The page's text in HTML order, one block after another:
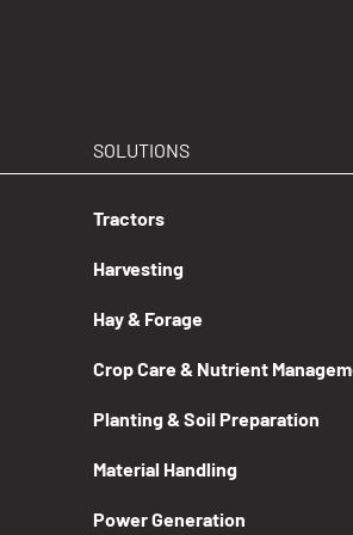
SOLUTIONS
Tractors
Harvesting
Hay & Forage
Crop Care & Nutrient
Planting & Soil Preparation
Material Handling
Power Generation